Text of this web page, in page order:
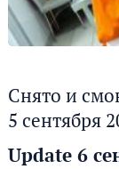
Снято и
5 сентября
Update 6